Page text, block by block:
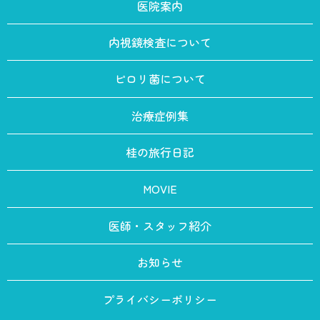
医院案内
内視鏡検査について
ピロリ菌について
治療症例集
桂の旅行日記
MOVIE
医師・スタッフ紹介
お知らせ
プライバシーポリシー